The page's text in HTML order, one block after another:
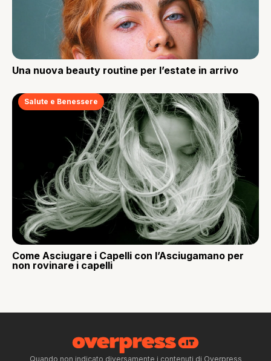
Una nuova beauty routine per l’estate in arrivo
Salute e Benessere
Come Asciugare i Capelli con l’Asciugamano per
non rovinare i capelli
Quando non indicato diversamente i contenuti di Overpress